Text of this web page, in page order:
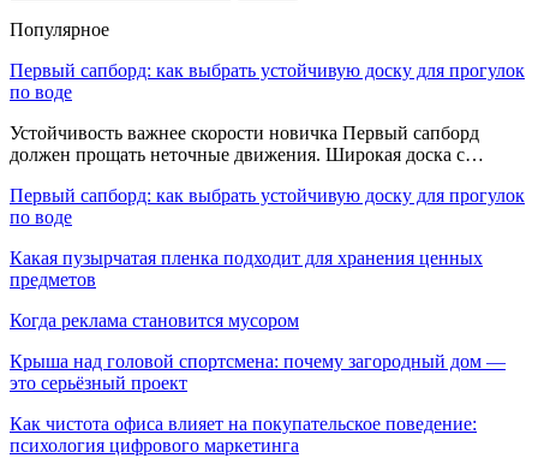
Популярное
Первый сапборд: как выбрать устойчивую доску для прогулок
по воде
Устойчивость важнее скорости новичка Первый сапборд
должен прощать неточные движения. Широкая доска с…
Первый сапборд: как выбрать устойчивую доску для прогулок
по воде
Какая пузырчатая пленка подходит для хранения ценных
предметов
Когда реклама становится мусором
Крыша над головой спортсмена: почему загородный дом —
это серьёзный проект
Как чистота офиса влияет на покупательское поведение:
психология цифрового маркетинга